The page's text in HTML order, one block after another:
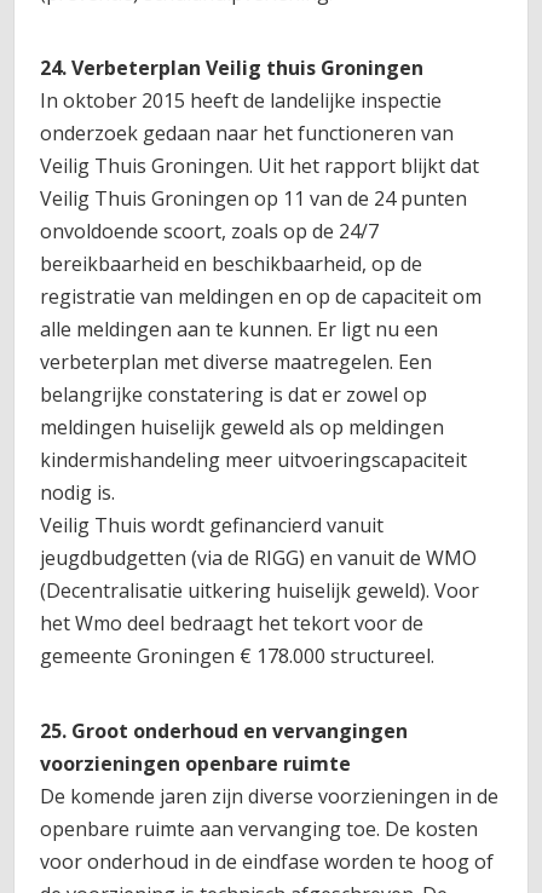
24. Verbeterplan Veilig thuis Groningen
In oktober 2015 heeft de landelijke inspectie
onderzoek gedaan naar het functioneren van
Veilig Thuis Groningen. Uit het rapport blijkt dat
Veilig Thuis Groningen op 11 van de 24 punten
onvoldoende scoort, zoals op de 24/7
bereikbaarheid en beschikbaarheid, op de
registratie van meldingen en op de capaciteit om
alle meldingen aan te kunnen. Er ligt nu een
verbeterplan met diverse maatregelen. Een
belangrijke constatering is dat er zowel op
meldingen huiselijk geweld als op meldingen
kindermishandeling meer uitvoeringscapaciteit
nodig is.
Veilig Thuis wordt gefinancierd vanuit
jeugdbudgetten (via de RIGG) en vanuit de WMO
(Decentralisatie uitkering huiselijk geweld). Voor
het Wmo deel bedraagt het tekort voor de
gemeente Groningen € 178.000 structureel.
25. Groot onderhoud en vervangingen
voorzieningen openbare ruimte
De komende jaren zijn diverse voorzieningen in de
openbare ruimte aan vervanging toe. De kosten
voor onderhoud in de eindfase worden te hoog of